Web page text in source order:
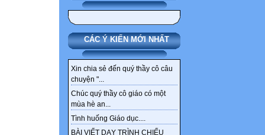
CÁC Ý KIẾN MỚI NHẤT
Xin chia sẻ đến quý thầy cô câu
chuyện "...
Chúc quý thầy cô giáo có một
mùa hè an...
Tình huống Giáo dục....
BÀI VIẾT DẠY TRÌNH CHIẾU